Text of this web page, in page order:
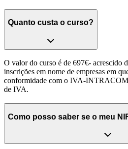
Quanto custa o curso?
O valor do curso é de 697€- acrescido
inscrições em nome de empresas em
conformidade com o IVA-
de IVA.
Como posso saber se o meu